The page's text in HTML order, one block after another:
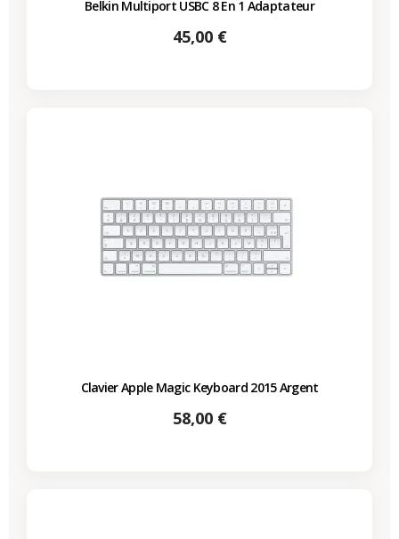
Belkin Multiport USBC 8 En 1 Adaptateur
Prix
45,00 €
Clavier Apple Magic Keyboard 2015 Argent
Prix
58,00 €